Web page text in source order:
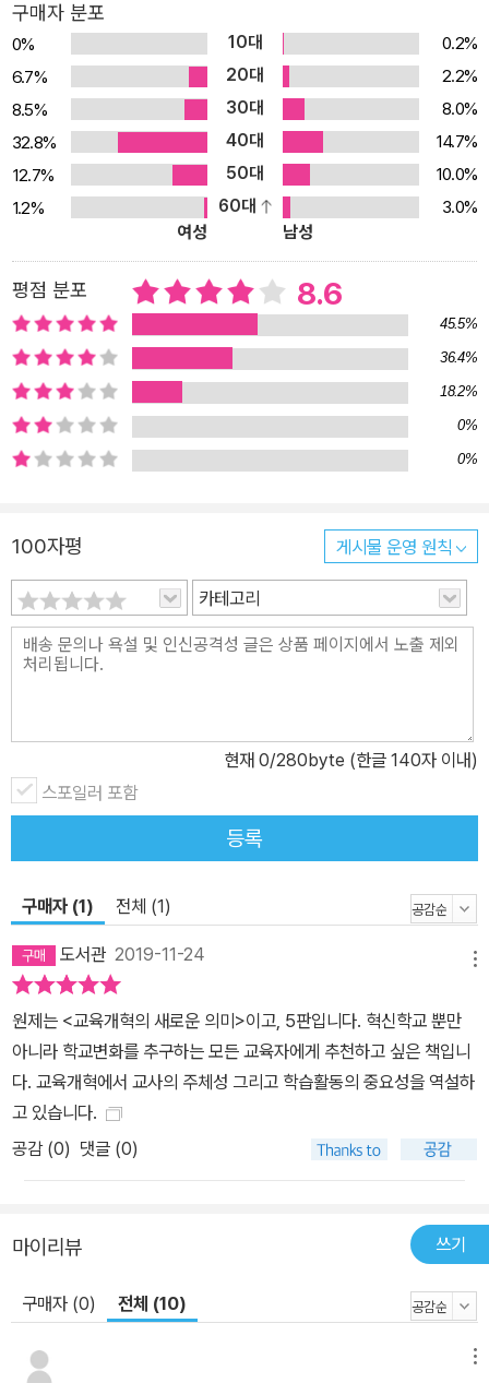
게 실제적인 것 으로 거듭나게 할 수 있을까? 세계 최고의 학교개혁
전문가, 마이클 풀란의 이 책은 학교개혁과 관련된 위와 같은 수많은
질문에 대해 실증적인 해답을 명쾌하게 제시한다. 이미 고전의 반열
에 오른 이 책의 초판을 통해 교육자들은 교육제도 변화의 복잡성과
그 원리에 대한 이해를 크게 넓힐 수 있었다. 특히, 이번에 출간된 개
정 제5판에서는 학교교육의 변화에 대한 의미, 이해, 전략, 해법, 그리
고 실패원인을 100% 증거기반으로 제시함으로써 학교개혁의 성공
원리를 실제적으로 밝히고 있다. 이 책은 총 3부로 되어 있으며, 1부
는 ‘교육변화에 대한 이해’, 2부는 ‘학교 및 학구 수준에서의 교육변
화’, 3부는 ‘광역 지자체 및 국가 수준에서의 교육변화’를 다룬다. 이
책은 교육개혁이 실패하는 이유를 자세히 분석하고, 이러한 실패를
극복하기 위해 어떻게 해야 하는지에 대해 풍부한 전략과 해법뿐만
아니라, 교육변화의 성공원리도 구체적으로 제시하고 있다. 교육개혁
에 성공하기 위해 중앙정부, 지방정부, 지역사회, 학교장, 교사, 학부
모, 학생 등이 각각 어떤 역할을 해야 하는지에 대해서도 풍부한 혁신
사례를 들어 상세하게 설명한다. 이 책의 메시지는 대부분 새롭고 실
탁월하다. 이 책을 읽고 나면 교육자들이 그동안 갖고 있던 그릇된 통
념들이 한순간 와르르 무너질 것이다. 올바른 교육으로의 변화를 꿈
꾸며 학교개혁을 고민하는 이라면 밑줄을 그어가며 읽고 또 읽을 것
으로 확신한다. ‘교육변화의 이론과 실제에 관한 최고의 교과서’라는
평이 결코 과장이 아님을 깨닫게 될 것이다. 학교개혁은 왜 실패하는
들에게 학교는 여전히 따분하고 지루하다. 학부모는 학교교육이 자녀
의 미래를 대비하는 데 과연 도움이 될까 불안해하고, 교사는 교육 행
정가들이 교실에서 진정으로 필요한 것은 외면한 채 정책 변경만 일
삼는다고 비난할 뿐이다. 한국의 경우도 크게 다르지 않다. 한국은 그
연수제도 등을 끊임없이 바꿔왔지만 그 효과는 미미했다. 왜 그럴까?
자는 ‘변화에 대한 무지’를 실패의 주된 원인으로 지적한다. 즉, 교육
현장에서 사람들이 변화를 어떻게 받아들이고 경험하는지 그에 대한
이해가 부족하다는 것이다. 사실, 우리는 일상에서 수많은 변화를 겪
으면서도 그것이 우리에게 어떤 ‘의미’를 갖는지 깊이 생각해보지 않
는다. 변화가 타인에게 어떤 의미를 가질 것인지에 대해서는 더더욱
그렇다. 변화에 성공하기 위해서는 무엇보다도 그 의미에 대한 깊은
이해가 필요한 데도 말이다. 저자는 교육의 변화에만 국한시키지 않
고 변화의 일반적 의미를 살펴본 후, 개개인이 느끼는 주관적 의미를
어떻게 대처할 것인지에 변화의 성공 여부가 달려있다는 것이다. 교
현장의 교사들은 혼란, 부담, 냉소, 비관, 불신, 역부족을 느끼며 변화
화 프로세스 개발에 교사를 참여시켜야 하고, 이를 통해 모두가 공유
구매자 분포
0% 10대
0.2%
6.7%
20대
2.2%
8.5%
30대
8.0%
32.8%
40대
14.7%
12.7%
50대
10.0%
1.2%
60대
3.0%
여성
남성
평점 분포 8.6
45.5%
36.4%
18.2%
0%
0%
100자평 게시물 운영 원칙
카테고리
현재 0/280byte (한글 140자 이내)
스포일러 포함
등록
구매자 (1) 전체 (1)
도서관 2019-11-24
원제는 <교육개혁의 새로운 의미>이고, 5판입니다. 혁신학교 뿐만
아니라 학교변화를 추구하는 모든 교육자에게 추천하고 싶은 책입니
다. 교육개혁에서 교사의 주체성 그리고 학습활동의 중요성을 역설하
고 있습니다.
공감 (0) 댓글 (0)
마이리뷰 쓰기
구매자 (0) 전체 (10)